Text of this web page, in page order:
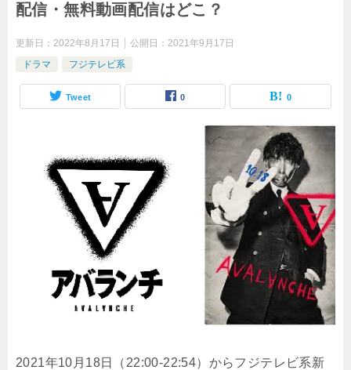
配信・無料動画配信はどこ？
更新日： 2022年8月17日 公開日： 2021年9月17日
ドラマ
フジテレビ系
Tweet 0 0
2021年10月18日（22:00-22:54）からフジテレビ系新